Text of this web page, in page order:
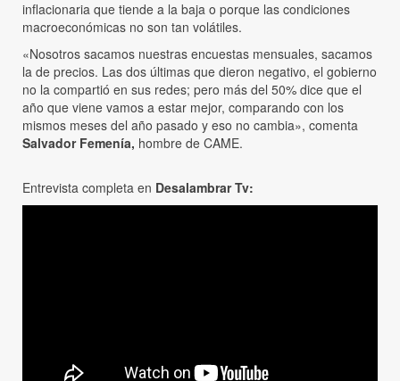
inflacionaria que tiende a la baja o porque las condiciones
macroeconómicas no son tan volátiles.
«Nosotros sacamos nuestras encuestas mensuales, sacamos
la de precios. Las dos últimas que dieron negativo, el gobierno
no la compartió en sus redes; pero más del 50% dice que el
año que viene vamos a estar mejor, comparando con los
mismos meses del año pasado y eso no cambia», comenta
Salvador Femenía, hombre de CAME.
Entrevista completa en Desalambrar Tv: